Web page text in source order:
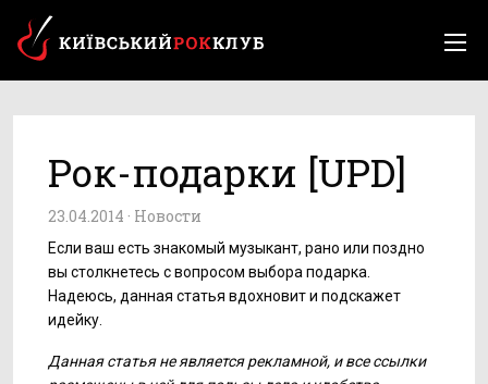
Рок-подарки [UPD]
23.04.2014 · Новости
Если ваш есть знакомый музыкант, рано или поздно
вы столкнетесь с вопросом выбора подарка.
Надеюсь, данная статья вдохновит и подскажет
идейку.
Данная статья не является рекламной, и все ссылки